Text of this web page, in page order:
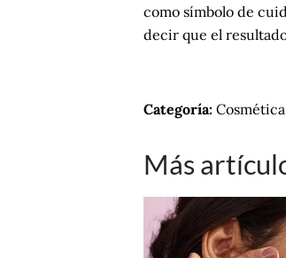
como símbolo de
decir que el
Categoría: Cosmética
Más